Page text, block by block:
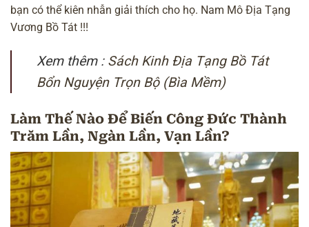
bạn có thể kiên nhẫn giải thích cho họ. Nam Mô Địa Tạng
Vương Bồ Tát !!!
Xem thêm : Sách Kinh Địa Tạng Bồ Tát
Bổn Nguyện Trọn Bộ (Bìa Mềm)
Làm Thế Nào Để Biến Công Đức Thành
Trăm Lần, Ngàn Lần, Vạn Lần?